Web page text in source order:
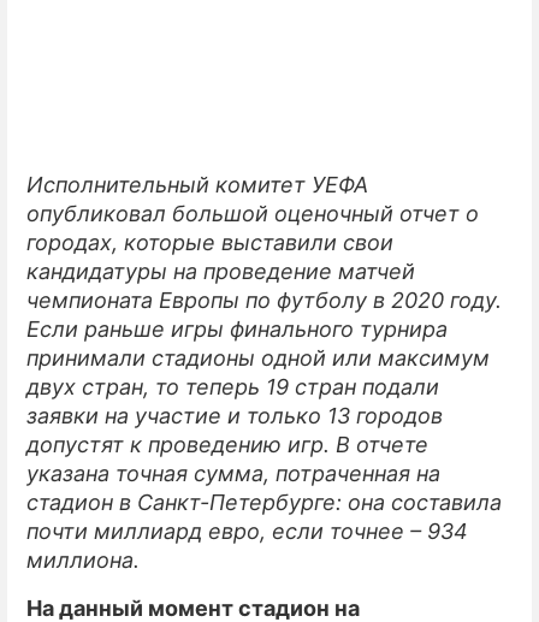
Исполнительный комитет УЕФА
опубликовал большой оценочный отчет о
городах, которые выставили свои
кандидатуры на проведение матчей
чемпионата Европы по футболу в 2020 году.
Если раньше игры финального турнира
принимали стадионы одной или максимум
двух стран, то теперь 19 стран подали
заявки на участие и только 13 городов
допустят к проведению игр. В отчете
указана точная сумма, потраченная на
стадион в Санкт-Петербурге: она составила
почти миллиард евро, если точнее – 934
миллиона.
На данный момент стадион на